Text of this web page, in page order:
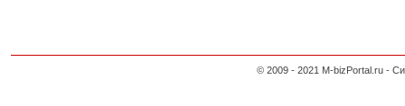
© 2009 - 2021 M-bizPortal.ru -